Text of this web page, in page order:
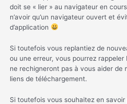
doit se « lier » au navigateur en
n’avoir qu’un navigateur ouvert et
d’application
Si toutefois vous replantiez de
ou une erreur, vous pourrez
ne rechigneront pas à vous aider de
liens de téléchargement.
Si toutefois vous souhaitez en savoir